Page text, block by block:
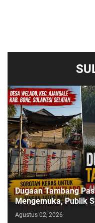
Dugaan Tambang
Mengemuka, Publik
Agustus 02, 2026